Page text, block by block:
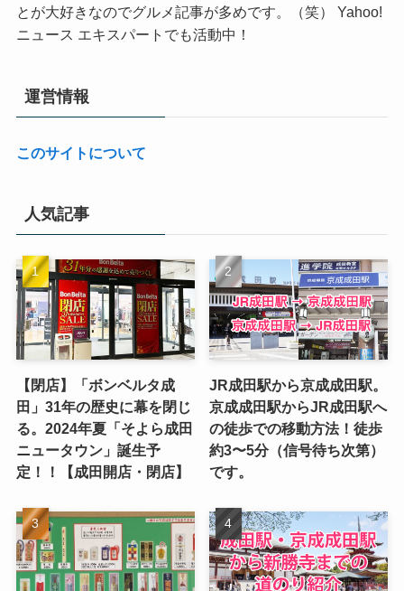
とが大好きなのでグルメ記事が多めです。（笑） Yahoo!
ニュース エキスパートでも活動中！
運営情報
このサイトについて
人気記事
【閉店】「ボンベルタ成
田」31年の歴史に幕を閉じ
る。2024年夏「そよら成田
ニュータウン」誕生予
定！！【成田開店・閉店】
JR成田駅から京成成田駅。
京成成田駅からJR成田駅へ
の徒歩での移動方法！徒歩
約3〜5分（信号待ち次第）
です。